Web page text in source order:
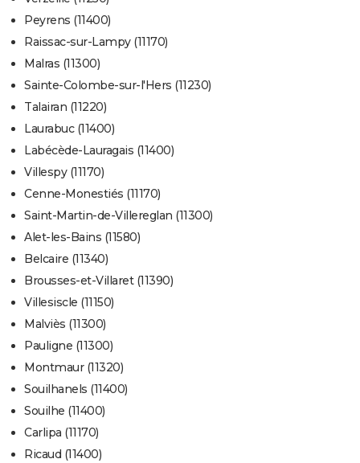
Peyrens (11400)
Raissac-sur-Lampy (11170)
Malras (11300)
Sainte-Colombe-sur-l'Hers (11230)
Talairan (11220)
Laurabuc (11400)
Labécède-Lauragais (11400)
Villespy (11170)
Cenne-Monestiés (11170)
Saint-Martin-de-Villereglan (11300)
Alet-les-Bains (11580)
Belcaire (11340)
Brousses-et-Villaret (11390)
Villesiscle (11150)
Malviès (11300)
Pauligne (11300)
Montmaur (11320)
Souilhanels (11400)
Souilhe (11400)
Carlipa (11170)
Ricaud (11400)